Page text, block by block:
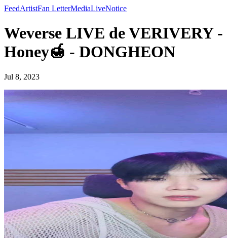
FeedArtistFan LetterMediaLiveNotice
Weverse LIVE de VERIVERY -
Honey🍯 - DONGHEON
Jul 8, 2023